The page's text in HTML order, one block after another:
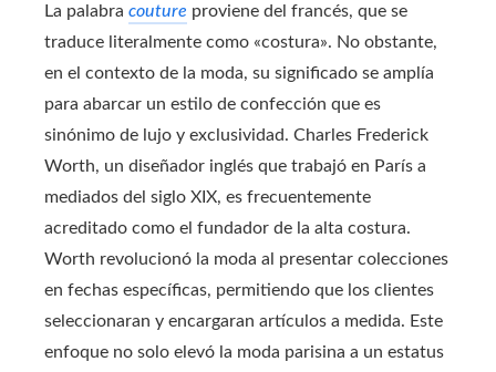
La palabra couture proviene del francés, que se
traduce literalmente como «costura». No obstante,
en el contexto de la moda, su significado se amplía
para abarcar un estilo de confección que es
sinónimo de lujo y exclusividad. Charles Frederick
Worth, un diseñador inglés que trabajó en París a
mediados del siglo XIX, es frecuentemente
acreditado como el fundador de la alta costura.
Worth revolucionó la moda al presentar colecciones
en fechas específicas, permitiendo que los clientes
seleccionaran y encargaran artículos a medida. Este
enfoque no solo elevó la moda parisina a un estatus